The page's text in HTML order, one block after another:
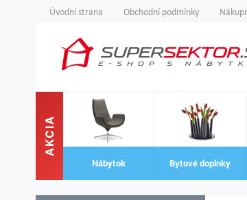
Úvodní strana Obchodní podmínky
AKCIA
Nábytok Bytové doplnky